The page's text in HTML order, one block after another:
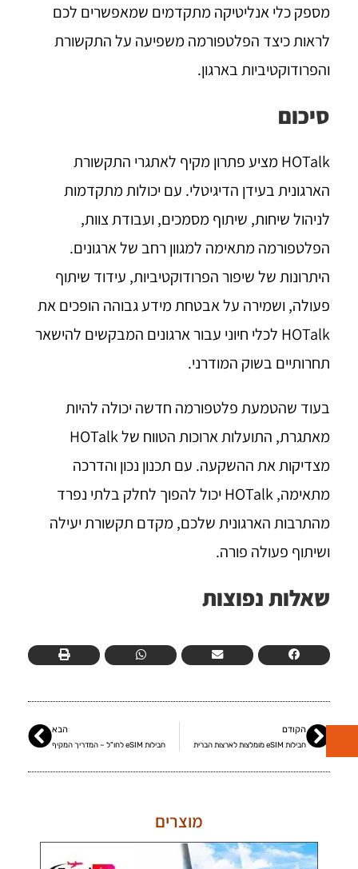
מספק כלי אנליטיקה מתקדמים שמאפשרים לכם
לראות כיצד הפלטפורמה משפיעה על התקשורת
והפרודוקטיביות בארגון.
סיכום
HOTalk מציע פתרון מקיף לאתגרי התקשורת
הארגונית בעידן הדיגיטלי. עם יכולות מתקדמות
לניהול שיחות, שיתוף מסמכים, ועבודת צוות,
הפלטפורמה מתאימה למגוון רחב של ארגונים.
היתרונות של שיפור הפרודוקטיביות, עידוד שיתוף
פעולה, ושמירה על אבטחת מידע גבוהה הופכים את
HOTalk לכלי חיוני עבור ארגונים המבקשים להישאר
תחרותיים בשוק המודרני.
בעוד שהטמעת פלטפורמה חדשה יכולה להיות
מאתגרת, התועלות ארוכות הטווח של HOTalk
מצדיקות את ההשקעה. עם תכנון נכון והדרכה
מתאימה, HOTalk יכול להפוך לחלק בלתי נפרד
מהתרבות הארגונית שלכם, מקדם תקשורת יעילה
ושיתוף פעולה פורה.
שאלות נפוצות
הקודם
חבילות eSIM מומלצות לארצות הברית
הבא
חבילות eSIM לחו"ל – המדריך המקיף
מוצרים